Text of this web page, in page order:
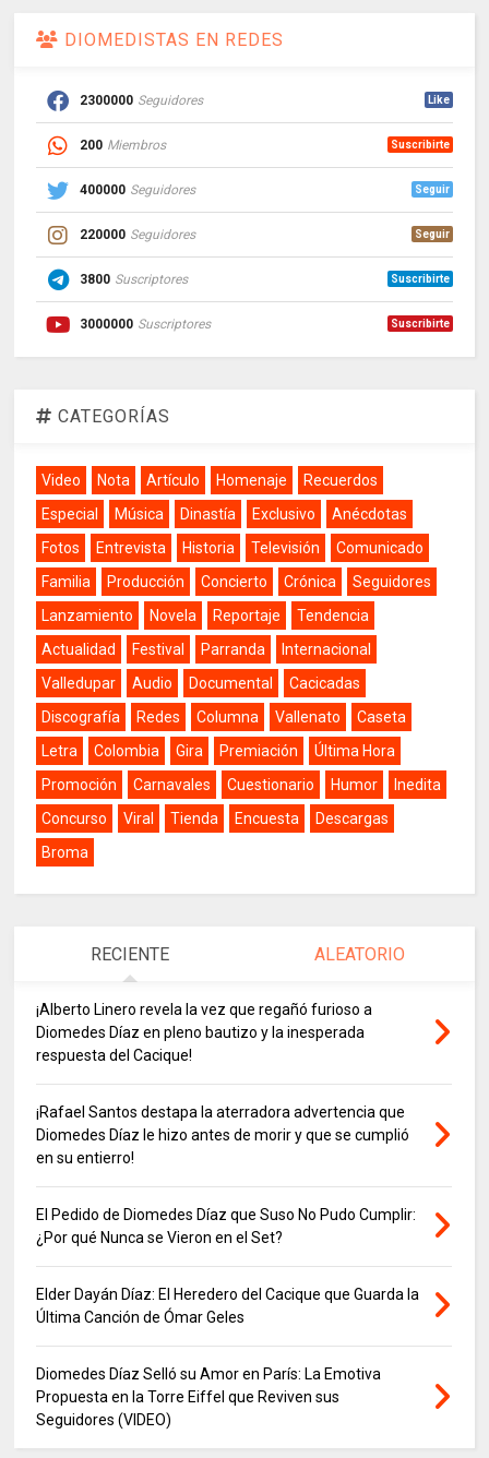
DIOMEDISTAS EN REDES
2300000 Seguidores Like
200 Miembros Suscribirte
400000 Seguidores Seguir
220000 Seguidores Seguir
3800 Suscriptores Suscribirte
3000000 Suscriptores Suscribirte
CATEGORÍAS
Video Nota Artículo Homenaje
Recuerdos
Especial
Música Dinastía Exclusivo
Anécdotas
Fotos
Entrevista Historia Televisión
Comunicado
Familia
Producción Concierto Crónica
Seguidores
Lanzamiento
Novela Reportaje
Tendencia
Actualidad
Festival Parranda
Internacional
Valledupar
Audio Documental
Cacicadas
Discografía
Redes Columna Vallenato
Caseta
Letra
Colombia Gira Premiación
Última Hora
Promoción
Carnavales Cuestionario Humor
Inedita
Concurso
Viral Tienda Encuesta
Descargas
Broma
RECIENTE ALEATORIO
¡Alberto Linero revela la vez que regañó furioso a
Diomedes Díaz en pleno bautizo y la inesperada
respuesta del Cacique!
¡Rafael Santos destapa la aterradora advertencia que
Diomedes Díaz le hizo antes de morir y que se cumplió
en su entierro!
El Pedido de Diomedes Díaz que Suso No Pudo Cumplir:
¿Por qué Nunca se Vieron en el Set?
Elder Dayán Díaz: El Heredero del Cacique que Guarda la
Última Canción de Ómar Geles
Diomedes Díaz Selló su Amor en París: La Emotiva
Propuesta en la Torre Eiffel que Reviven sus
Seguidores (VIDEO)